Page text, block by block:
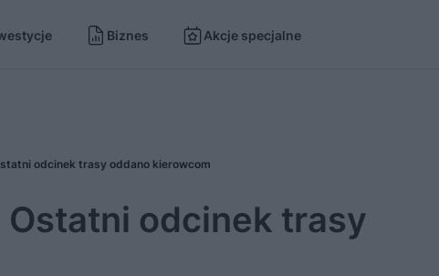
Biznes Akcje specjalne
odcinek trasy oddano kierowcom
odcinek trasy